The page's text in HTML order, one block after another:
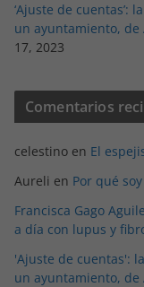
‘Ajuste de cuentas’:
un ayuntamiento, de
17, 2023
Comentarios
celestino en El
Aureli en Por qué
Francisca Gago
a día con lupus y
'Ajuste de cuentas':
un ayuntamiento, de